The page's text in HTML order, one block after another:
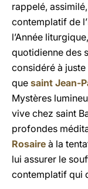
rappelé,
contemplatif de
l’Année
quotidienne des
considéré à juste
que saint Jean-
Mystères
vive chez saint
profondes
Rosaire à la
lui assurer le
contemplatif qui